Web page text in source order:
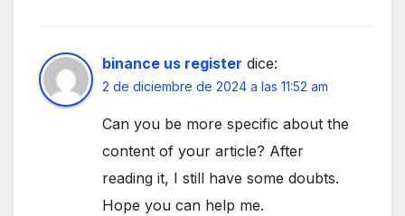
binance us register dice:
2 de diciembre de 2024 a las 11:52 am
Can you be more specific about the
content of your article? After
reading it, I still have some doubts.
Hope you can help me.